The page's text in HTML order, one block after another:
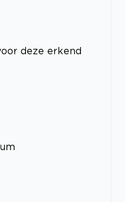
deze erkend